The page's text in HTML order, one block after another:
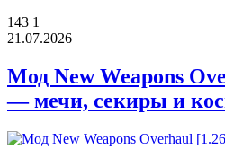
143 1
21.07.2026
Мод New Weapons
— мечи, секиры и